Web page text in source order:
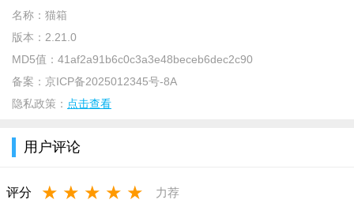
名称： 猫箱
版本： 2.21.0
MD5值： 41af2a91b6c0c3a3e48beceb6dec2c90
备案： 京ICP备2025012345号-8A
隐私政策： 点击查看
用户评论
评分 ★ ★ ★ ★ ★ 力荐